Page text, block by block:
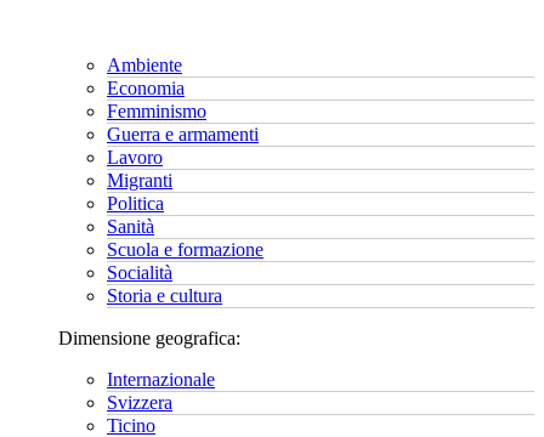
Ambiente
Economia
Femminismo
Guerra e armamenti
Lavoro
Migranti
Politica
Sanità
Scuola e formazione
Socialità
Storia e cultura
Dimensione geografica:
Internazionale
Svizzera
Ticino